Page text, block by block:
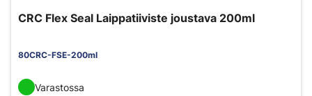
CRC Flex Seal Laippatiiviste joustava 200ml
80CRC-FSE-200ml
Varastossa